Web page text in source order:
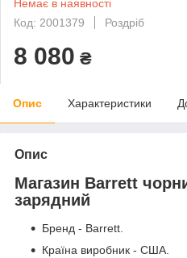
Немає в наявності
Код: 2001379
Роздріб
8 080 ₴
Опис Характеристики
Опис
Магазин Barrett
зарядний
Бренд - Barrett.
Країна виробник - США.